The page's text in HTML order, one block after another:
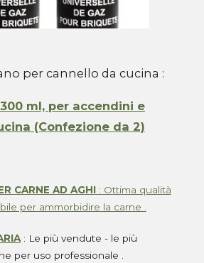
per cannello da cucina :
ml, per accendini e
(Confezione da 2)
CARNE AD AGHI : Ottima qualità
per ammorbidire la carne .
: Le più vendute - le più
per uso professionale .